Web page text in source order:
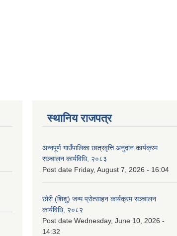
स्थानिय राजपत्र
अन्नपूर्ण गाउँपालिका छात्रवृत्ति अनुदान कार्यक्रम
सञ्चालन कार्यविधि, २०८३
Post date Friday, August 7, 2026 - 16:04
छोरी (शिशु) जन्म प्रोत्साहन कार्यक्रम सञ्चालन
कार्यविधि, २०८२
Post date Wednesday, June 10, 2026 -
14:32